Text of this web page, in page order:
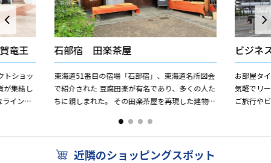
竜王
トショッ
が集結し
インナ
石部宿 田楽茶屋
東海道51番目の宿場「石部宿」、東海道名所図会
で紹介された 豆腐田楽が有名であり、多くの人た
ちに親しまれた。 その田楽茶屋を再現した建物。
ビジネ
お部屋タ
気軽でリ
ご旅行や
近隣のショッピングスポット